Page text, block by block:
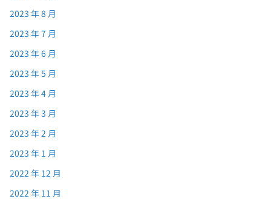
2023 年 8 月
2023 年 7 月
2023 年 6 月
2023 年 5 月
2023 年 4 月
2023 年 3 月
2023 年 2 月
2023 年 1 月
2022 年 12 月
2022 年 11 月